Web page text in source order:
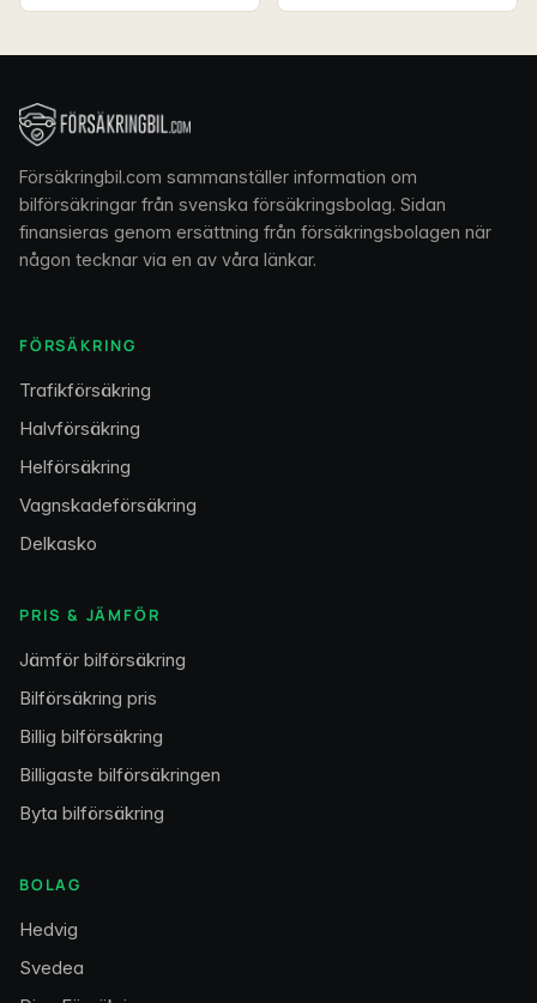
Försäkringbil.com sammanställer information om
bilförsäkringar från svenska försäkringsbolag. Sidan
finansieras genom ersättning från försäkringsbolagen när
någon tecknar via en av våra länkar.
FÖRSÄKRING
Trafikförsäkring
Halvförsäkring
Helförsäkring
Vagnskadeförsäkring
Delkasko
PRIS & JÄMFÖR
Jämför bilförsäkring
Bilförsäkring pris
Billig bilförsäkring
Billigaste bilförsäkringen
Byta bilförsäkring
BOLAG
Hedvig
Svedea